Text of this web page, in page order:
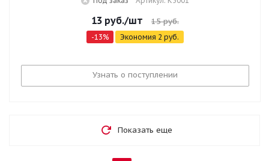
13 руб./шт 15руб.
-13% Экономия 2 руб.
Узнать о поступлении
Показать еще